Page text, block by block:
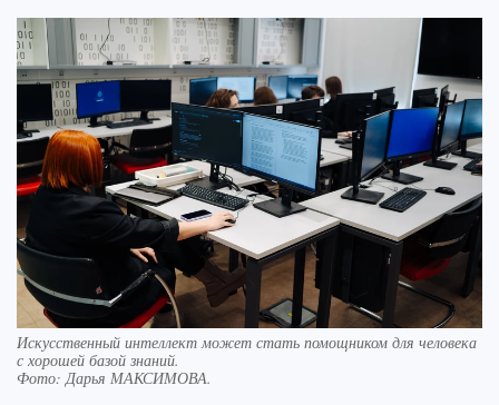
Искусственный интеллект может стать помощником для человека
с хорошей базой знаний.
Фото:Дарья МАКСИМОВА.